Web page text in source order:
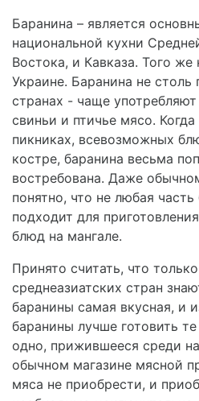
Баранина – является
национальной кухни
Востока, и Кавказа. Того
Украине. Баранина не столь
странах - чаще
свиньи и птичье мясо.
пикниках, всевозможных
костре, баранина весьма
востребована. Даже
понятно, что не любая
подходит для
блюд на мангале.
Принято считать, что
среднеазиатских стран
баранины самая вкусная, и
баранины лучше готовить
одно, прижившееся среди
обычном магазине мясной
мяса не приобрести, и